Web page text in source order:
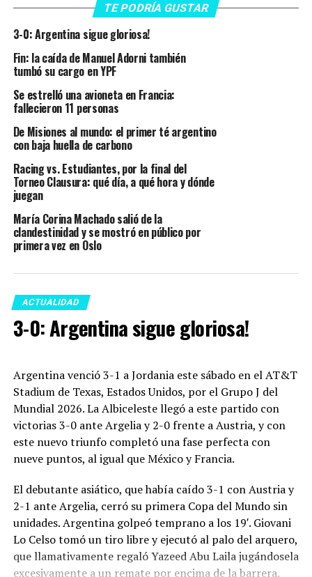
TE PODRÍA GUSTAR
3-0: Argentina sigue gloriosa!
Fin: la caída de Manuel Adorni también
tumbó su cargo en YPF
Se estrelló una avioneta en Francia:
fallecieron 11 personas
De Misiones al mundo: el primer té argentino
con baja huella de carbono
Racing vs. Estudiantes, por la final del
Torneo Clausura: qué día, a qué hora y dónde
juegan
María Corina Machado salió de la
clandestinidad y se mostró en público por
primera vez en Oslo
ACTUALIDAD
3-0: Argentina sigue gloriosa!
Argentina venció 3-1 a Jordania este sábado en el AT&T
Stadium de Texas, Estados Unidos, por el Grupo J del
Mundial 2026. La Albiceleste llegó a este partido con
victorias 3-0 ante Argelia y 2-0 frente a Austria, y con
este nuevo triunfo completó una fase perfecta con
nueve puntos, al igual que México y Francia.
El debutante asiático, que había caído 3-1 con Austria y
2-1 ante Argelia, cerró su primera Copa del Mundo sin
unidades. Argentina golpeó temprano a los 19′. Giovani
Lo Celso tomó un tiro libre y ejecutó al palo del arquero,
que llamativamente regaló Yazeed Abu Laila jugándosela
excesivamente a un remate por encima de la barrera.